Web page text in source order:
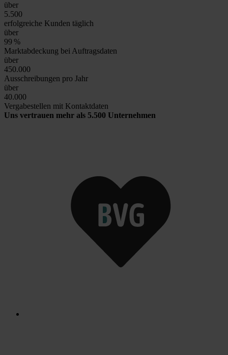
über
5.500
erfolgreiche Kunden täglich
über
99 %
Marktabdeckung bei Auftragsdaten
über
450.000
Ausschreibungen pro Jahr
über
40.000
Vergabestellen mit Kontaktdaten
Uns vertrauen mehr als 5.500 Unternehmen